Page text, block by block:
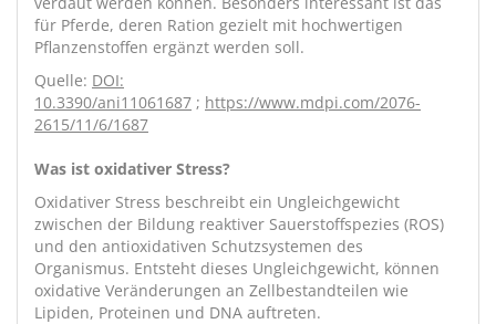
für Pferde, deren Ration gezielt mit hochwertigen
Pflanzenstoffen ergänzt werden soll.
Quelle: DOI:
10.3390/ani11061687 ; https://www.mdpi.com/2076-
2615/11/6/1687
Was ist oxidativer Stress?
Oxidativer Stress beschreibt ein Ungleichgewicht
zwischen der Bildung reaktiver Sauerstoffspezies (ROS)
und den antioxidativen Schutzsystemen des
Organismus. Entsteht dieses Ungleichgewicht, können
oxidative Veränderungen an Zellbestandteilen wie
Lipiden, Proteinen und DNA auftreten.